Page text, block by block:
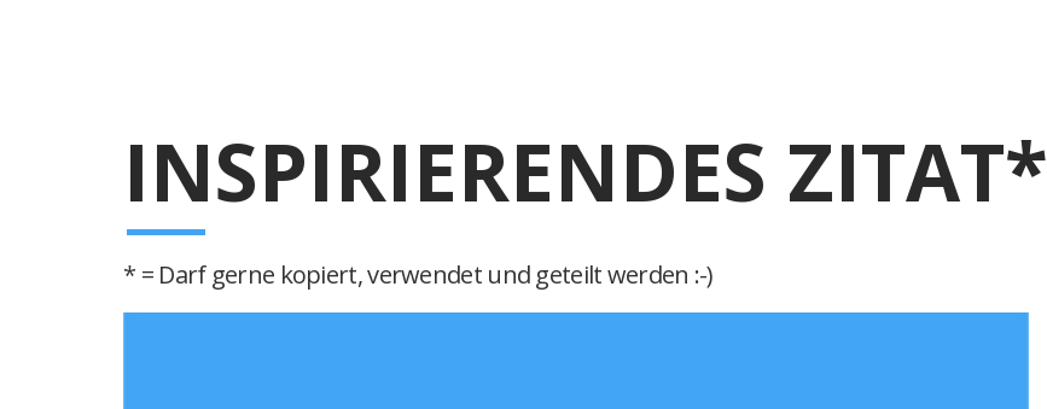
INSPIRIERENDES ZITAT*
* = Darf gerne kopiert, verwendet und geteilt werden :-)